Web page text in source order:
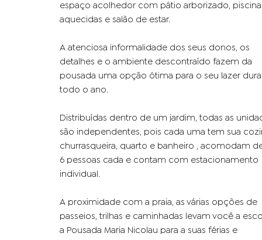
espaço acolhedor com pátio arborizado,
aquecidas e salão de estar.
A atenciosa informalidade dos seus donos, os
detalhes e o ambiente descontraí­do fazem da
pousada uma opção ótima para o seu lazer
todo o ano.
Distribuídas dentro de um jardim, todas as
são independentes, pois cada uma tem sua
churrasqueira, quarto e banheiro , acomodam
6 pessoas cada e contam com estacionamento
individual.
A proximidade com a praia, as várias opções de
passeios, trilhas e caminhadas levam você a
a Pousada Maria Nicolau para a suas férias e